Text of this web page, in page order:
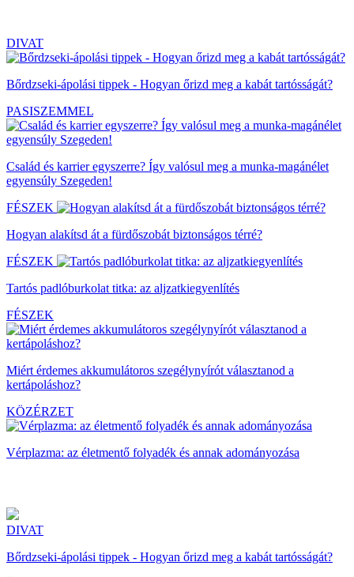
DIVAT
Bőrdzseki-ápolási tippek - Hogyan őrizd meg a kabát tartósságát?
PASISZEMMEL
Család és karrier egyszerre? Így valósul meg a munka-magánélet
egyensúly Szegeden!
FÉSZEK
Hogyan alakítsd át a fürdőszobát biztonságos térré?
FÉSZEK
Tartós padlóburkolat titka: az aljzatkiegyenlítés
FÉSZEK
Miért érdemes akkumulátoros szegélynyírót választanod a
kertápoláshoz?
KÖZÉRZET
Vérplazma: az életmentő folyadék és annak adományozása
DIVAT
Bőrdzseki-ápolási tippek - Hogyan őrizd meg a kabát tartósságát?